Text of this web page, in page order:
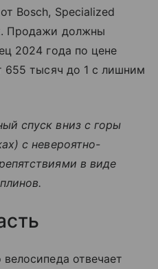
Bosch, Specialized
Продажи должны
2024 года по цене
655 тысяч до 1 с лишним
спуск вниз с горы
с невероятно-
в виде
отвечает